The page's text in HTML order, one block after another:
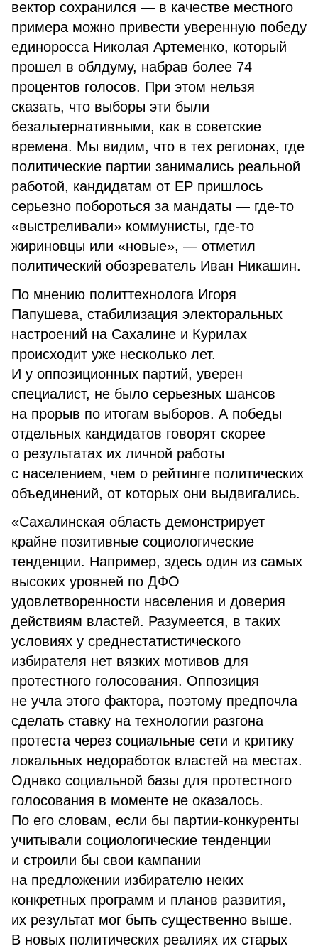
вектор сохранился — в качестве местного
примера можно привести уверенную победу
единоросса Николая Артеменко, который
прошел в облдуму, набрав более 74
процентов голосов. При этом нельзя
сказать, что выборы эти были
безальтернативными, как в советские
времена. Мы видим, что в тех регионах, где
политические партии занимались реальной
работой, кандидатам от ЕР пришлось
серьезно побороться за мандаты — где-то
«выстреливали» коммунисты, где-то
жириновцы или «новые», — отметил
политический обозреватель Иван Никашин.
По мнению политтехнолога Игоря
Папушева, стабилизация электоральных
настроений на Сахалине и Курилах
происходит уже несколько лет.
И у оппозиционных партий, уверен
специалист, не было серьезных шансов
на прорыв по итогам выборов. А победы
отдельных кандидатов говорят скорее
о результатах их личной работы
с населением, чем о рейтинге политических
объединений, от которых они выдвигались.
«Сахалинская область демонстрирует
крайне позитивные социологические
тенденции. Например, здесь один из самых
высоких уровней по ДФО
удовлетворенности населения и доверия
действиям властей. Разумеется, в таких
условиях у среднестатистического
избирателя нет вязких мотивов для
протестного голосования. Оппозиция
не учла этого фактора, поэтому предпочла
сделать ставку на технологии разгона
протеста через социальные сети и критику
локальных недоработок властей на местах.
Однако социальной базы для протестного
голосования в моменте не оказалось.
По его словам, если бы партии-конкуренты
учитывали социологические тенденции
и строили бы свои кампании
на предложении избирателю неких
конкретных программ и планов развития,
их результат мог быть существенно выше.
В новых политических реалиях их старых